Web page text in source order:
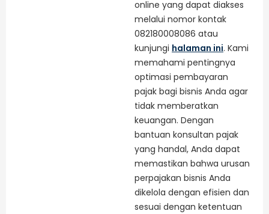
online yang dapat diakses
melalui nomor kontak
082180008086 atau
kunjungi halaman ini. Kami
memahami pentingnya
optimasi pembayaran
pajak bagi bisnis Anda agar
tidak memberatkan
keuangan. Dengan
bantuan konsultan pajak
yang handal, Anda dapat
memastikan bahwa urusan
perpajakan bisnis Anda
dikelola dengan efisien dan
sesuai dengan ketentuan